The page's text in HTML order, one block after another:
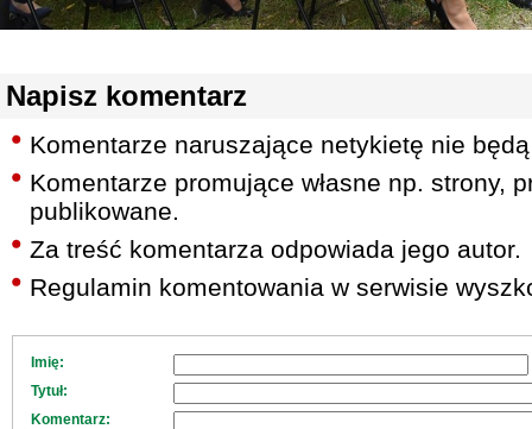
Napisz komentarz
Komentarze naruszające netykietę nie
Komentarze promujące własne np. strony,
publikowane.
Za treść komentarza odpowiada jego autor.
Regulamin komentowania w serwisie
Imię:
Tytuł:
Komentarz: